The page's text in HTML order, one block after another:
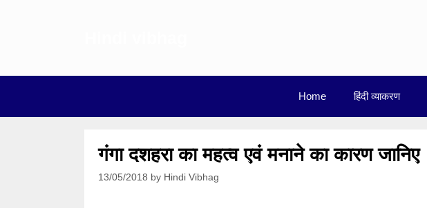
Home हिंदी व्याकरण
गंगा दशहरा का महत्व एवं मनाने का कारण जानिए
13/05/2018 by Hindi Vibhag